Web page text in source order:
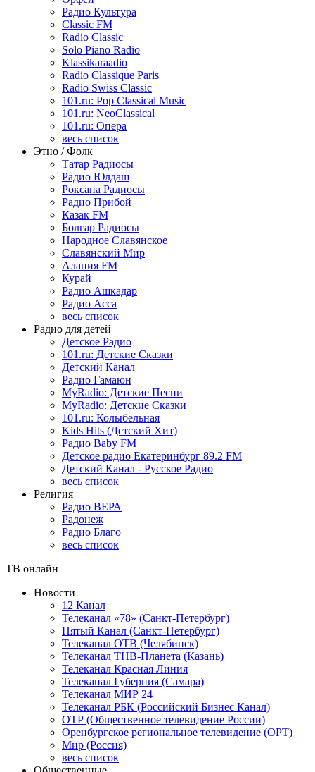
Радио Культура
Classic FM
Radio Classic
Solo Piano Radio
Klassikaraadio
Radio Classique Paris
Radio Swiss Classic
101.ru: Pop Classical Music
101.ru: NeoClassical
101.ru: Опера
весь список
Этно / Фолк
Татар Радиосы
Радио Юлдаш
Роксана Радиосы
Радио Прибой
Казак FM
Болгар Радиосы
Народное Славянское
Славянский Мир
Алания FM
Курай
Радио Ашкадар
Радио Асса
весь список
Радио для детей
Детское Радио
101.ru: Детские Сказки
Детский Канал
Радио Гамаюн
MyRadio: Детские Песни
MyRadio: Детские Сказки
101.ru: Колыбельная
Kids Hits (Детский Хит)
Радио Baby FM
Детское радио Екатеринбург 89.2 FM
Детский Канал - Русское Радио
весь список
Религия
Радио ВЕРА
Радонеж
Радио Благо
весь список
ТВ онлайн
Новости
12 Канал
Телеканал «78» (Санкт-Петербург)
Пятый Канал (Санкт-Петербург)
Телеканал ОТВ (Челябинск)
Телеканал ТНВ-Планета (Казань)
Телеканал Красная Линия
Телеканал Губерния (Самара)
Телеканал МИР 24
Телеканал РБК (Российский Бизнес Канал)
ОТР (Общественное телевидение России)
Оренбургское региональное телевидение (ОРТ)
Мир (Россия)
весь список